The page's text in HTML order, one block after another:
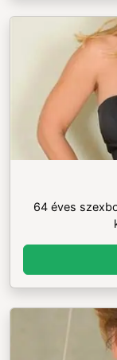
64 éves